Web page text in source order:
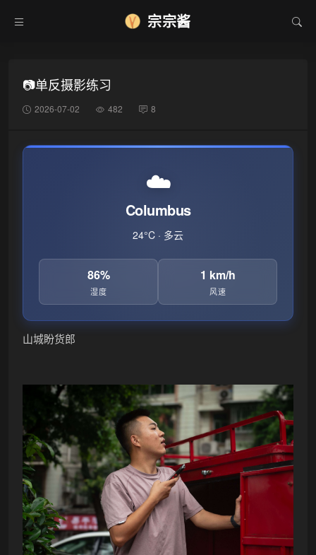
❅
宗宗酱
📷单反摄影练习
2026-07-02 482 8
☁️
Columbus
24°C · 多云
86%
湿度
1 km/h
风速
山城盼货郎